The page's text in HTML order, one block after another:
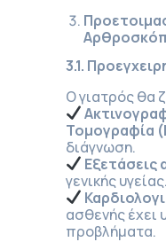
3.1.
Ο γιατρός θα
Τομογραφία
διάγνωση.
Εξετάσεις
γενικής υγείας.
ασθενής έχει
προβλήματα.